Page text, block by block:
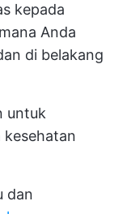
kepada
Anda
di belakang
untuk
kesehatan
dan